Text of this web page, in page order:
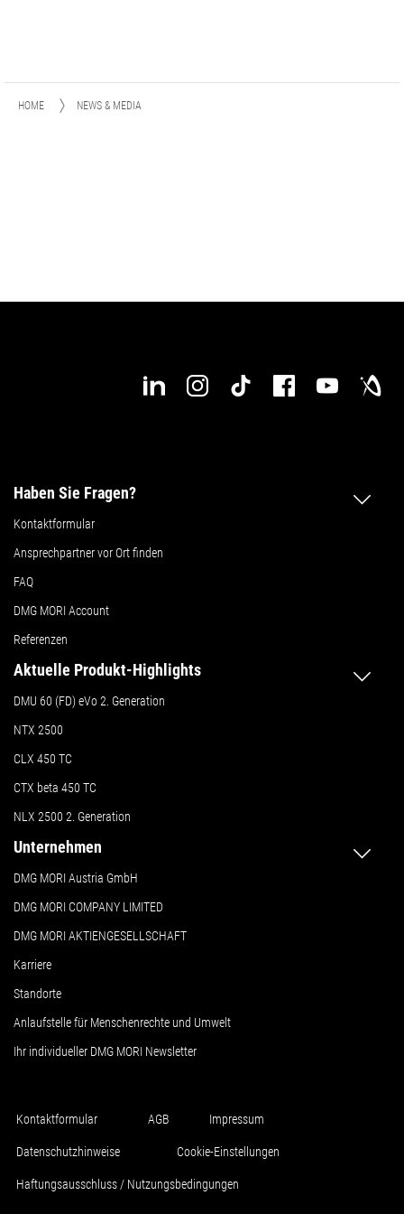
HOME NEWS & MEDIA
Haben Sie Fragen?
Kontaktformular
Ansprechpartner vor Ort finden
FAQ
DMG MORI Account
Referenzen
Aktuelle Produkt-Highlights
DMU 60 (FD) eVo 2. Generation
NTX 2500
CLX 450 TC
CTX beta 450 TC
NLX 2500 2. Generation
Unternehmen
DMG MORI Austria GmbH
DMG MORI COMPANY LIMITED
DMG MORI AKTIENGESELLSCHAFT
Karriere
Standorte
Anlaufstelle für Menschenrechte und Umwelt
Ihr individueller DMG MORI Newsletter
Kontaktformular AGB Impressum
Datenschutzhinweise Cookie-Einstellungen
Haftungsausschluss / Nutzungsbedingungen